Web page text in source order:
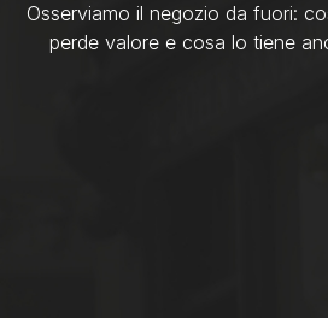
Osserviamo il negozio da fuori:
perde valore e cosa lo tiene